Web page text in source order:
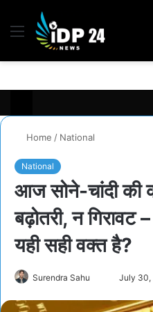
Menu
Home / National
National
आज सोने-चांदी की
बढ़ोतरी, न गिरावट
यही सही वक्त है?
Surendra Sahu July 30,